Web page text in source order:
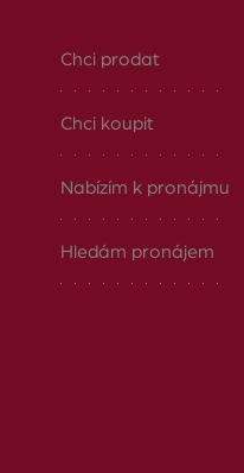
Chci prodat
Chci koupit
Nabízím k pronájmu
Hledám pronájem